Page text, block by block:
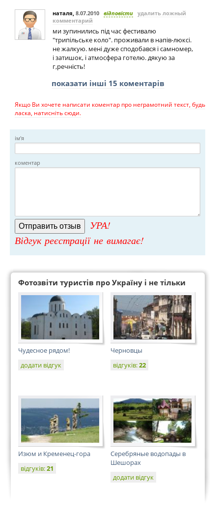
наталя, 8.07.2010 відповісти удалить ложный
комментарий
ми зупинились під час фестивалю
"трипільське коло". проживали в напів-люксі.
не жалкую. мені дуже сподобався і самномер,
і затишок, і атмосфера готелю. дякую за
г,речність!
показати інші 15 коментарів
Якщо Ви хочете написати коментар про неграмотний текст, будь
ласка, натисніть сюди.
ім'я
коментар
УРА!
Відгук реєстрації не вимагає!
Фотозвіти туристів про Україну і не тільки
Чудесное рядом!
додати відгук
Черновцы
відгуків:22
Изюм и Кременец-гора
відгуків:21
Серебряные водопады в
Шешорах
додати відгук